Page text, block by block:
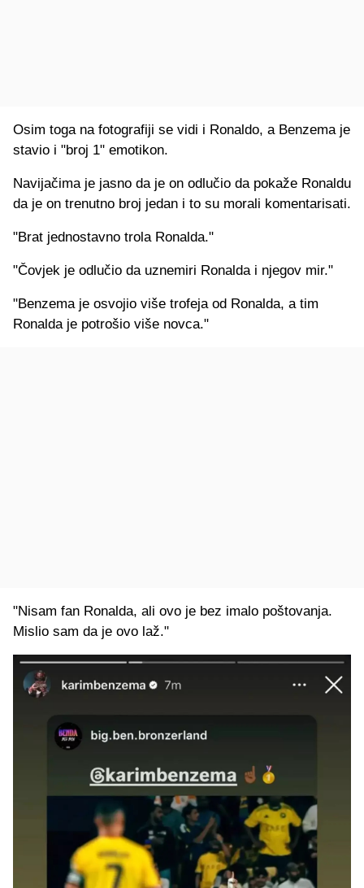
Osim toga na fotografiji se vidi i Ronaldo, a Benzema je
stavio i "broj 1" emotikon.
Navijačima je jasno da je on odlučio da pokaže Ronaldu
da je on trenutno broj jedan i to su morali komentarisati.
"Brat jednostavno trola Ronalda."
"Čovjek je odlučio da uznemiri Ronalda i njegov mir."
"Benzema je osvojio više trofeja od Ronalda, a tim
Ronalda je potrošio više novca."
"Nisam fan Ronalda, ali ovo je bez imalo poštovanja.
Mislio sam da je ovo laž."